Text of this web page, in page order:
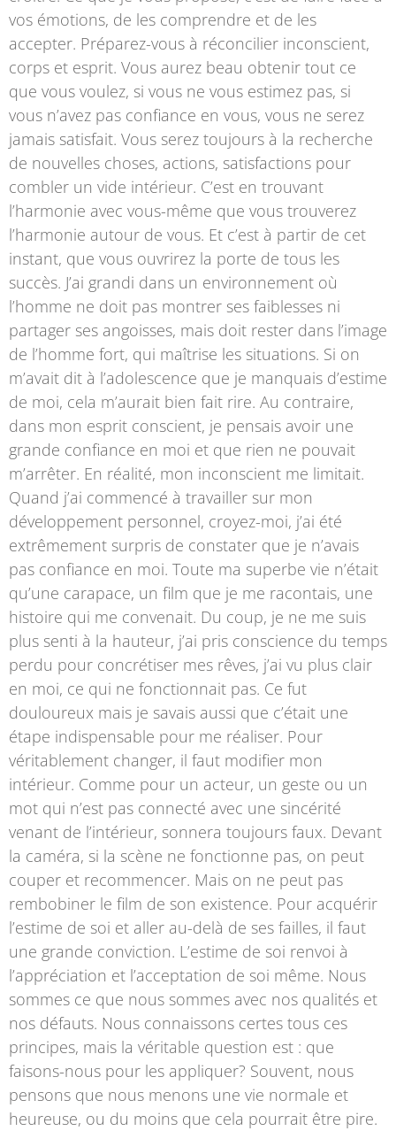
vos émotions, de les comprendre et de les
accepter. Préparez-vous à réconcilier inconscient,
corps et esprit. Vous aurez beau obtenir tout ce
que vous voulez, si vous ne vous estimez pas, si
vous n’avez pas confiance en vous, vous ne serez
jamais satisfait. Vous serez toujours à la recherche
de nouvelles choses, actions, satisfactions pour
combler un vide intérieur. C’est en trouvant
l’harmonie avec vous-même que vous trouverez
l’harmonie autour de vous. Et c’est à partir de cet
instant, que vous ouvrirez la porte de tous les
succès. J’ai grandi dans un environnement où
l’homme ne doit pas montrer ses faiblesses ni
partager ses angoisses, mais doit rester dans l’image
de l’homme fort, qui maîtrise les situations. Si on
m’avait dit à l’adolescence que je manquais d’estime
de moi, cela m’aurait bien fait rire. Au contraire,
dans mon esprit conscient, je pensais avoir une
grande confiance en moi et que rien ne pouvait
m’arrêter. En réalité, mon inconscient me limitait.
Quand j’ai commencé à travailler sur mon
développement personnel, croyez-moi, j’ai été
extrêmement surpris de constater que je n’avais
pas confiance en moi. Toute ma superbe vie n’était
qu’une carapace, un film que je me racontais, une
histoire qui me convenait. Du coup, je ne me suis
plus senti à la hauteur, j’ai pris conscience du temps
perdu pour concrétiser mes rêves, j’ai vu plus clair
en moi, ce qui ne fonctionnait pas. Ce fut
douloureux mais je savais aussi que c’était une
étape indispensable pour me réaliser. Pour
véritablement changer, il faut modifier mon
intérieur. Comme pour un acteur, un geste ou un
mot qui n’est pas connecté avec une sincérité
venant de l’intérieur, sonnera toujours faux. Devant
la caméra, si la scène ne fonctionne pas, on peut
couper et recommencer. Mais on ne peut pas
rembobiner le film de son existence. Pour acquérir
l’estime de soi et aller au-delà de ses failles, il faut
une grande conviction. L’estime de soi renvoi à
l’appréciation et l’acceptation de soi même. Nous
sommes ce que nous sommes avec nos qualités et
nos défauts. Nous connaissons certes tous ces
principes, mais la véritable question est : que
faisons-nous pour les appliquer? Souvent, nous
pensons que nous menons une vie normale et
heureuse, ou du moins que cela pourrait être pire.